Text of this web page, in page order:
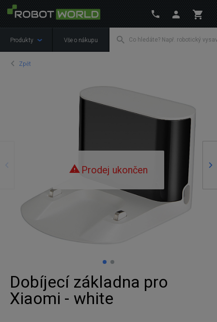
Produkty Vše o nákupu
Zpět
Prodej ukončen
Dobíjecí základna pro
Xiaomi - white